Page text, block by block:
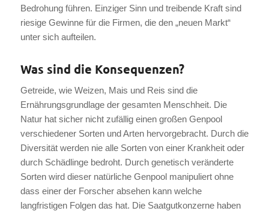
Bedrohung führen. Einziger Sinn und treibende Kraft sind
riesige Gewinne für die Firmen, die den „neuen Markt“
unter sich aufteilen.
Was sind die Konsequenzen?
Getreide, wie Weizen, Mais und Reis sind die
Ernährungsgrundlage der gesamten Menschheit. Die
Natur hat sicher nicht zufällig einen großen Genpool
verschiedener Sorten und Arten hervorgebracht. Durch die
Diversität werden nie alle Sorten von einer Krankheit oder
durch Schädlinge bedroht. Durch genetisch veränderte
Sorten wird dieser natürliche Genpool manipuliert ohne
dass einer der Forscher absehen kann welche
langfristigen Folgen das hat. Die Saatgutkonzerne haben